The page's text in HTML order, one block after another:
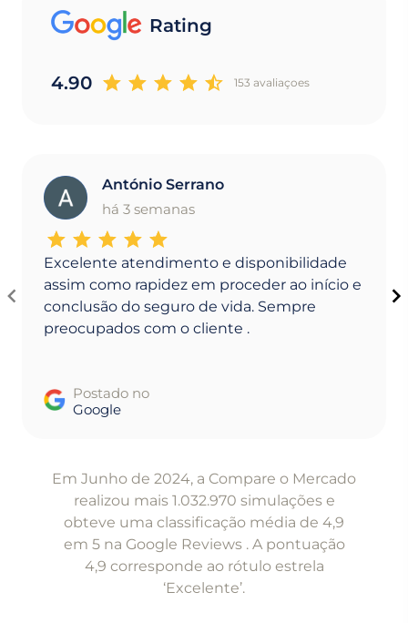
Rating
4.90 153 avaliaçoes
A
António Serrano
há 3 semanas
Excelente atendimento e disponibilidade
assim como rapidez em proceder ao início e
conclusão do seguro de vida. Sempre
preocupados com o cliente .
Postado no
Google
Em Junho de 2024, a Compare o Mercado
realizou mais 1.032.970 simulações e
obteve uma classificação média de 4,9
em 5 na Google Reviews . A pontuação
4,9 corresponde ao rótulo estrela
‘Excelente’.